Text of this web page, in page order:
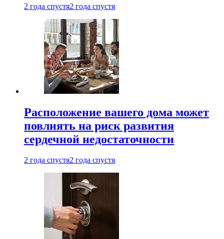
2 года спустя2 года спустя
Расположение вашего дома может
повлиять на риск развития
сердечной недостаточности
2 года спустя2 года спустя